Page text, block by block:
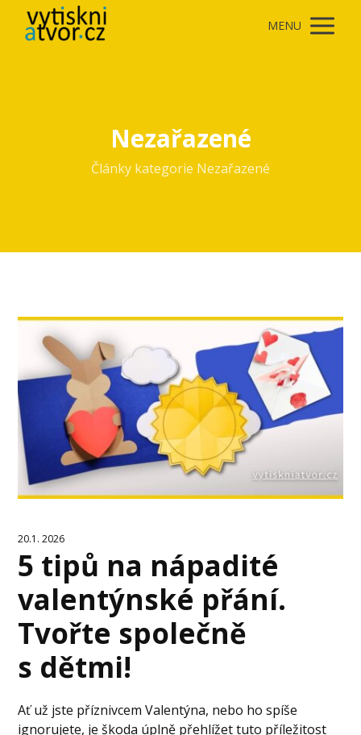
MENU
Nezařazené
Články kategorie Nezařazené
20.1. 2026
5 tipů na nápadité
valentýnské přání.
Tvořte společně
s dětmi!
Ať už jste příznivcem Valentýna, nebo ho spíše
ignorujete, je škoda úplně přehlížet tuto příležitost